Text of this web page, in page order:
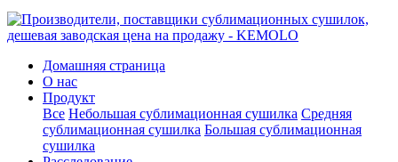
Домашняя страница
О нас
Продукт
Все Небольшая сублимационная сушилка Средняя
сублимационная сушилка Большая сублимационная
сушилка